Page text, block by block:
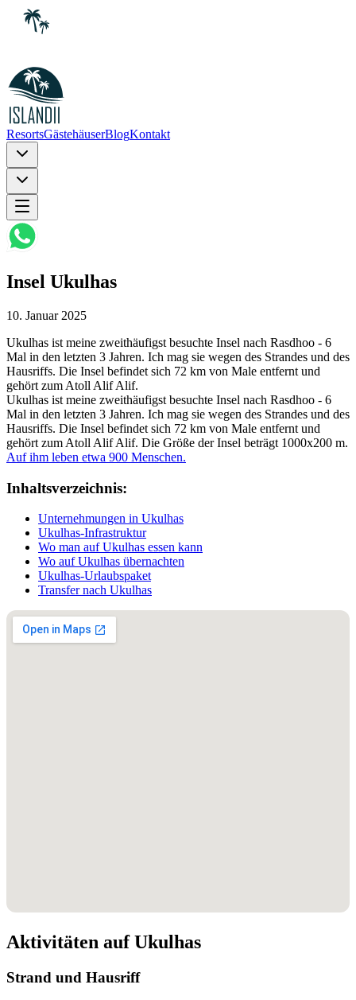
ResortsGästehäuserBlogKontakt
Insel Ukulhas
10. Januar 2025
Ukulhas ist meine zweithäufigst besuchte Insel nach Rasdhoo - 6
Mal in den letzten 3 Jahren. Ich mag sie wegen des Strandes und des
Hausriffs. Die Insel befindet sich 72 km von Male entfernt und
gehört zum Atoll Alif Alif.
Ukulhas ist meine zweithäufigst besuchte Insel nach Rasdhoo - 6
Mal in den letzten 3 Jahren. Ich mag sie wegen des Strandes und des
Hausriffs. Die Insel befindet sich 72 km von Male entfernt und
gehört zum Atoll Alif Alif. Die Größe der Insel beträgt 1000x200 m.
Auf ihm leben etwa 900 Menschen.
Inhaltsverzeichnis:
Unternehmungen in Ukulhas
Ukulhas-Infrastruktur
Wo man auf Ukulhas essen kann
Wo auf Ukulhas übernachten
Ukulhas-Urlaubspaket
Transfer nach Ukulhas
Aktivitäten auf Ukulhas
Strand und Hausriff